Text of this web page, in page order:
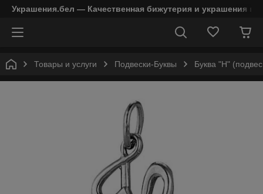
Украшения.бел — Качественная бижутерия и украшения в
Товары и услуги Подвески-Буквы Буква "Н"